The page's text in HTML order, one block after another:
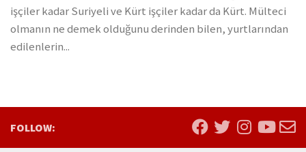
işçiler kadar Suriyeli ve Kürt işçiler kadar da Kürt. Mülteci
olmanın ne demek olduğunu derinden bilen, yurtlarından
edilenlerin...
FOLLOW: